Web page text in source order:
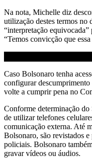
Na nota, Michelle diz
utilização destes termos no
“interpretação
“Temos convicção que
Caso Bolsonaro tenha
configurar descumprimento
volte a cumprir pena no
Conforme determinação
de utilizar telefones
comunicação externa. Até
Bolsonaro, são revistados
policiais. Bolsonaro
gravar vídeos ou áudios.